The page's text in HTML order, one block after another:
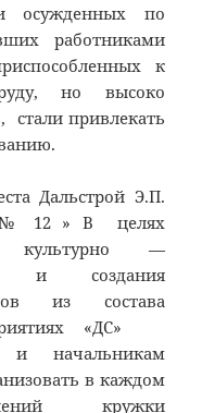
осужденных по
работниками
к
но высоко
стали привлекать
Дальстрой Э.П.
№ 12 » В целях
культурно —
и создания
из состава
«ДС»
и начальникам
в каждом
кружки